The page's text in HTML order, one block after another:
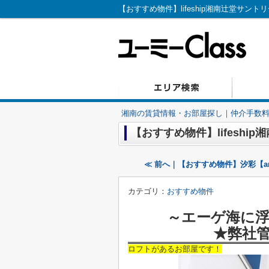
【おすすめ物件】lifeship湘南辻堂サント
湘南の賃貸情報・お部屋探し｜仲介手数
【おすすめ物件】lifeship
≪ 前へ｜【おすすめ物件】汐彩【
カテゴリ： おすすめ物件
～エーゲ海に
★弊社
ロフトがあるお部屋です！